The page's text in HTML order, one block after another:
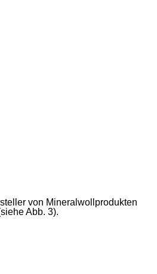
von Mineralwollprodukten
Abb. 3).